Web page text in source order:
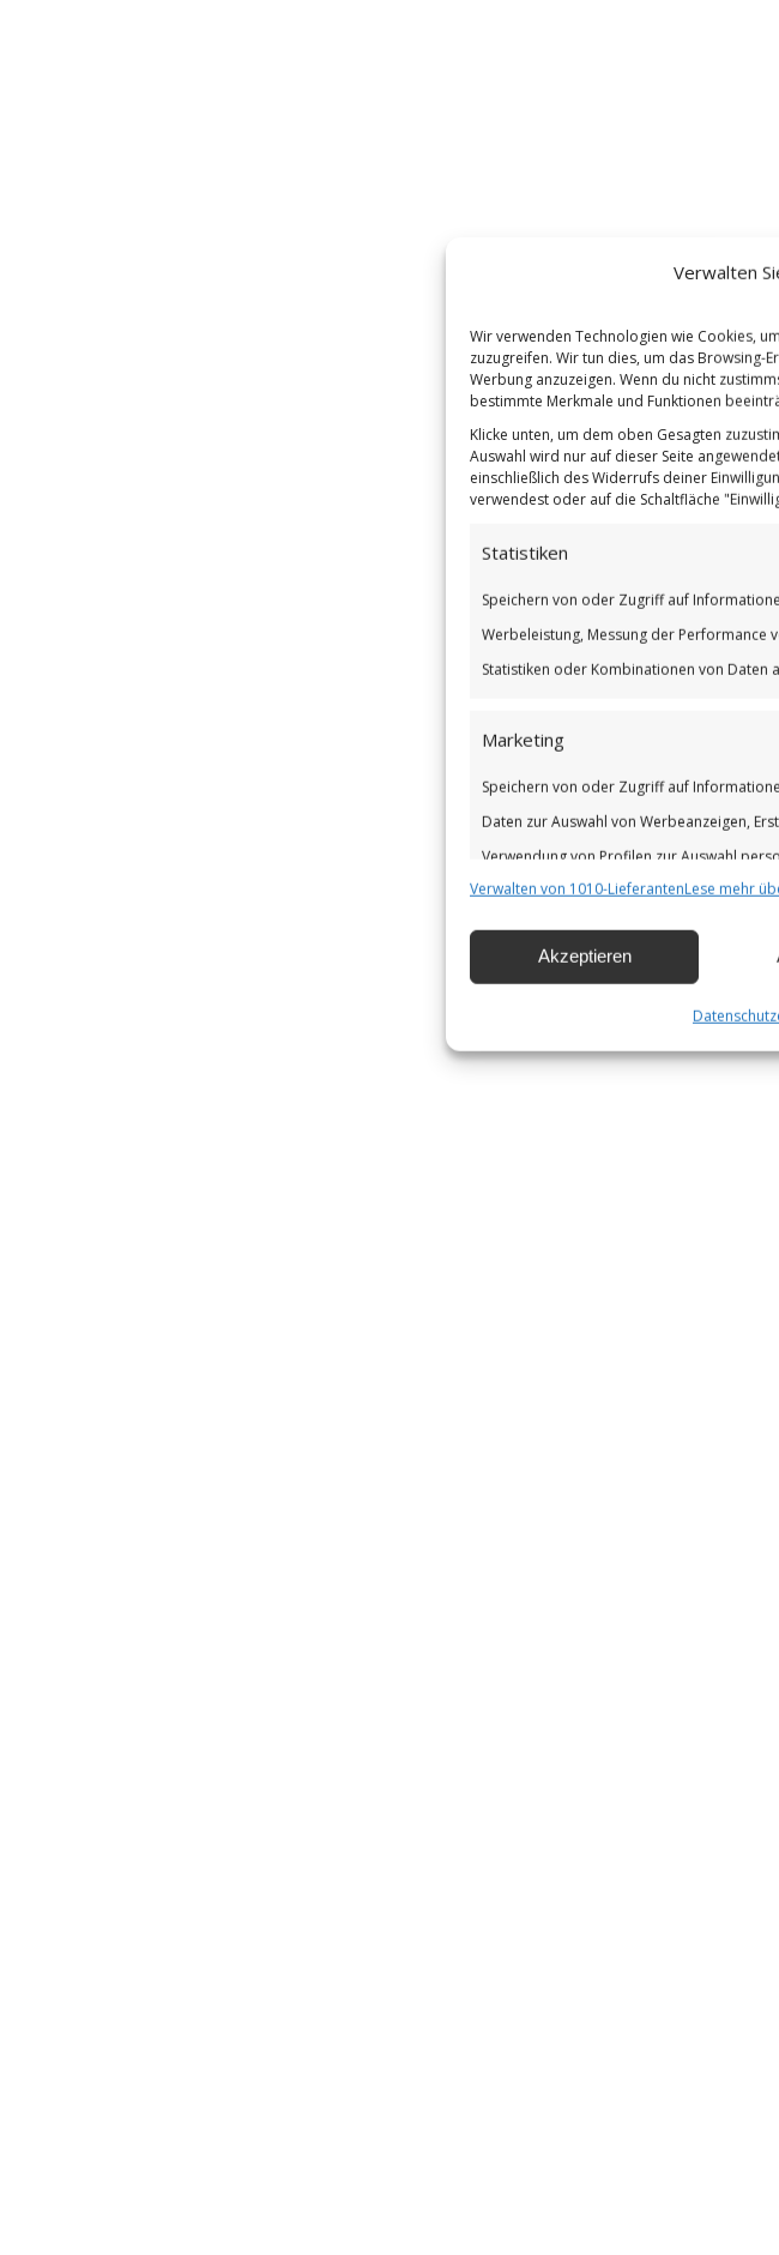
Verwalten
Wir verwenden Technologien wie Cookies,
zuzugreifen. Wir tun dies, um das Browsing-
Werbung anzuzeigen. Wenn du nicht
bestimmte Merkmale und Funktionen
Klicke unten, um dem oben Gesagten
Auswahl wird nur auf dieser Seite
einschließlich des Widerrufs deiner
verwendest oder auf die Schaltfläche
Statistiken
Speichern von oder Zugriff auf
Werbeleistung, Messung der Performance
Statistiken oder Kombinationen von Daten
Marketing
Speichern von oder Zugriff auf
Daten zur Auswahl von Werbeanzeigen,
Verwendung von Profilen zur Auswahl
Verbesserung der Angebote.
Eigenschaften
Abgleichung und Kombination von Daten
Verwalten von 1010-LieferantenLese mehr
Akzeptieren